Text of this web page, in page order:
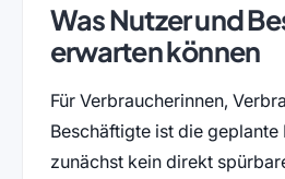
Was Nutzer und
erwarten können
Für Verbraucherinnen,
Beschäftigte ist die geplante
zunächst kein direkt